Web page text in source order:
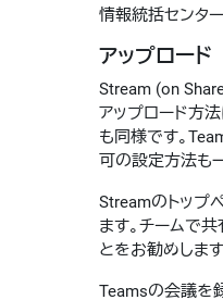
情報統括センタ
アップロード
Stream (on
アップロード方
も同様です。
可の設定方法も一
Streamのトップペ
ます。チームで
とをお勧めします
Teamsの会議を